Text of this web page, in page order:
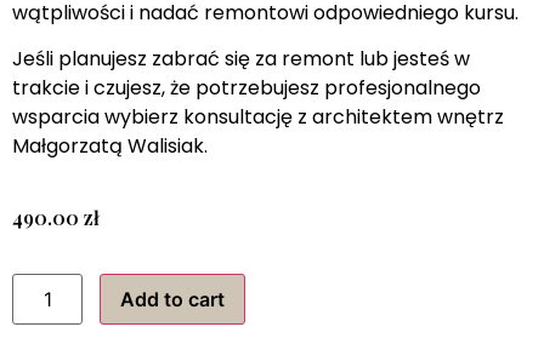
wątpliwości i nadać remontowi odpowiedniego kursu.
Jeśli planujesz zabrać się za remont lub jesteś w
trakcie i czujesz, że potrzebujesz profesjonalnego
wsparcia wybierz konsultację z architektem wnętrz
Małgorzatą Walisiak.
490.00 zł
Add to cart